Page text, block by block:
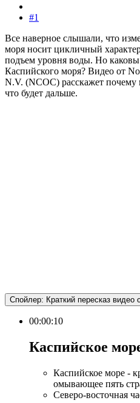
#1
Все наверное слышали, что
моря носит цикличный
подъем уровня воды. Но
Каспийского моря? Видео от
N.V. (NCOC) расскажет почему
что будет дальше.
Спойлер: Краткий пересказ видео
00:00:10
Каспийское
Каспийское море -
омывающее пять
Северо-восточная